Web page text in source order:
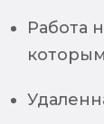
Работа